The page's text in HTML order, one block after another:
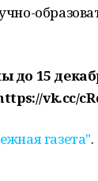
до 15
vk.cc/
газета".